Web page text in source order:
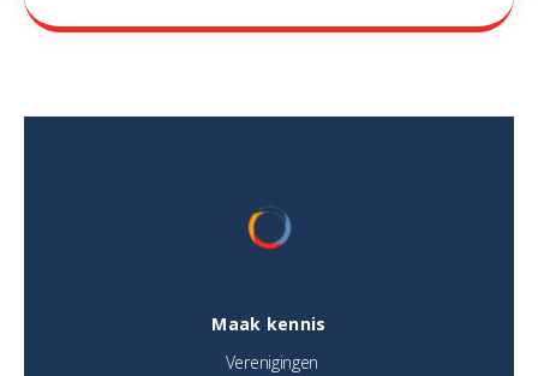
Maak kennis
Verenigingen